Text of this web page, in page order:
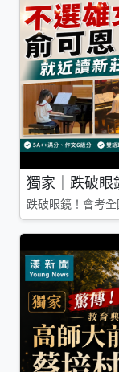
獨家｜跌破
跌破眼鏡！會考